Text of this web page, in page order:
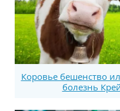
Коровье бешенство
болезнь